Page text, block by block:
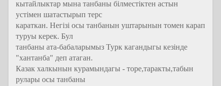
кытайлыктар мына танбаны бiлместiктен астын
устiмен шатастырып терс
караткан. Негiзi осы танбанын уштарынын томен карап
туруы керек. Бул
танбаны ата-бабаларымыз Турк кагандыгы кезiнде
"хантанба" деп атаган.
Казак халкынын курамындагы - торе,таракты,табын
рулары осы танбаны